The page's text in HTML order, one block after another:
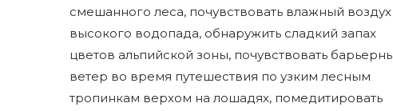
смешанного леса, почувствовать влажный воздух
высокого водопада, обнаружить сладкий запах
цветов альпийской зоны, почувствовать
ветер во время путешествия по узким лесным
тропинкам верхом на лошадях, помедитировать